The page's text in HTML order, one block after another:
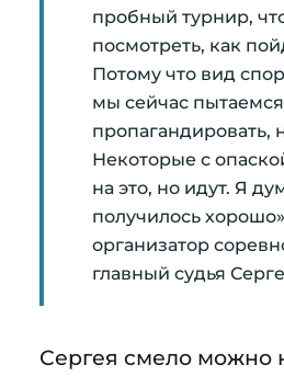
пробный турнир,
посмотреть, как
Потому что вид
мы сейчас пытаемся
пропагандировать,
Некоторые с
на это, но идут. Я
получилось
организатор
главный судья
Сергея смело можно